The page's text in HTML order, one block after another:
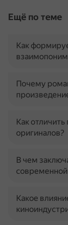
Ещё по теме
Как
Почему
Как
оригиналов?
В чем
Какое